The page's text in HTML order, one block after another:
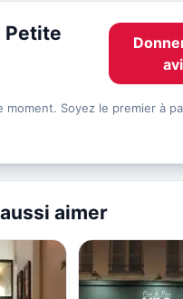
Petite
moment. Soyez le premier à
aimer